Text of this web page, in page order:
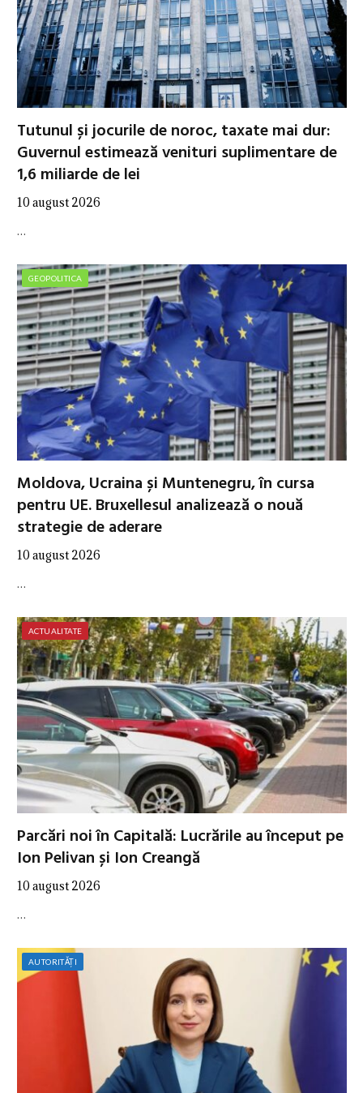
Tutunul și jocurile de noroc, taxate mai dur:
Guvernul estimează venituri suplimentare de
1,6 miliarde de lei
10 august 2026
…
GEOPOLITICA
Moldova, Ucraina și Muntenegru, în cursa
pentru UE. Bruxellesul analizează o nouă
strategie de aderare
10 august 2026
…
ACTUALITATE
Parcări noi în Capitală: Lucrările au început pe
Ion Pelivan și Ion Creangă
10 august 2026
…
AUTORITĂȚI